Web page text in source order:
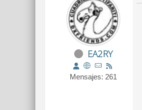
EA2RY
Mensajes: 261